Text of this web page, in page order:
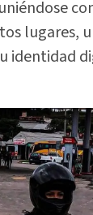
lugares,
identidad